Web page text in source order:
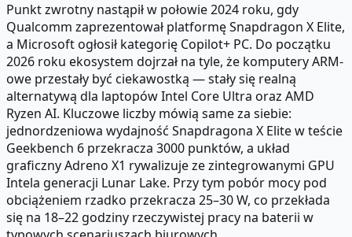
Punkt zwrotny nastąpił w połowie 2024 roku, gdy
Qualcomm zaprezentował platformę Snapdragon X Elite,
a Microsoft ogłosił kategorię Copilot+ PC. Do początku
2026 roku ekosystem dojrzał na tyle, że komputery ARM-
owe przestały być ciekawostką — stały się realną
alternatywą dla laptopów Intel Core Ultra oraz AMD
Ryzen AI. Kluczowe liczby mówią same za siebie:
jednordzeniowa wydajność Snapdragona X Elite w teście
Geekbench 6 przekracza 3000 punktów, a układ
graficzny Adreno X1 rywalizuje ze zintegrowanymi GPU
Intela generacji Lunar Lake. Przy tym pobór mocy pod
obciążeniem rzadko przekracza 25–30 W, co przekłada
się na 18–22 godziny rzeczywistej pracy na baterii w